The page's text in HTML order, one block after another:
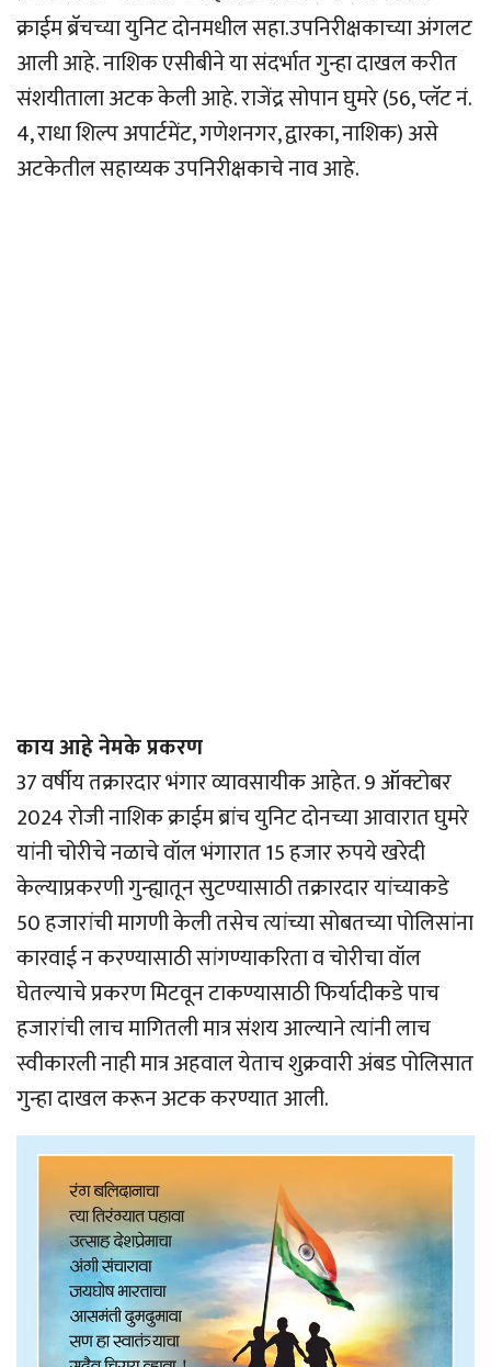
क्राईम ब्रॅचच्या युनिट दोनमधील सहा.उपनिरीक्षकाच्या अंगलट
आली आहे. नाशिक एसीबीने या संदर्भात गुन्हा दाखल करीत
संशयीताला अटक केली आहे. राजेंद्र सोपान घुमरे (56, प्लॅट नं.
4, राधा शिल्प अपार्टमेंट, गणेशनगर, द्वारका, नाशिक) असे
अटकेतील सहाय्यक उपनिरीक्षकाचे नाव आहे.
काय आहे नेमके प्रकरण
37 वर्षीय तक्रारदार भंगार व्यावसायीक आहेत. 9 ऑक्टोबर
2024 रोजी नाशिक क्राईम ब्रांच युनिट दोनच्या आवारात घुमरे
यांनी चोरीचे नळाचे वॉल भंगारात 15 हजार रुपये खरेदी
केल्याप्रकरणी गुन्ह्यातून सुटण्यासाठी तक्रारदार यांच्याकडे
50 हजारांची मागणी केली तसेच त्यांच्या सोबतच्या पोलिसांना
कारवाई न करण्यासाठी सांगण्याकरिता व चोरीचा वॉल
घेतल्याचे प्रकरण मिटवून टाकण्यासाठी फिर्यादीकडे पाच
हजारांची लाच मागितली मात्र संशय आल्याने त्यांनी लाच
स्वीकारली नाही मात्र अहवाल येताच शुक्रवारी अंबड पोलिसात
गुन्हा दाखल करून अटक करण्यात आली.